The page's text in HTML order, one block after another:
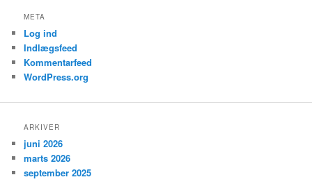
META
Log ind
Indlægsfeed
Kommentarfeed
WordPress.org
ARKIVER
juni 2026
marts 2026
september 2025